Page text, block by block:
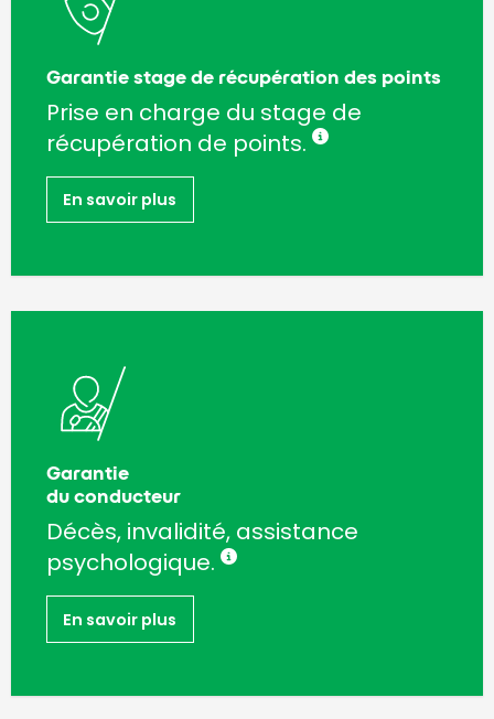
Garantie stage de récupération des points
Prise en charge du stage de
récupération de points.
En savoir plus
Garantie
du conducteur
Décès, invalidité, assistance
psychologique.
En savoir plus